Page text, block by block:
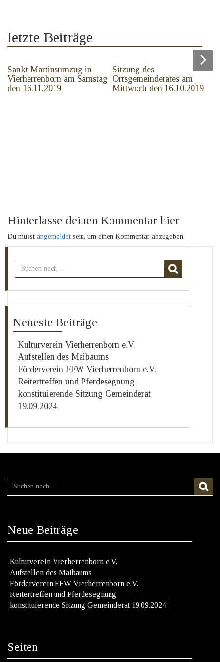
letzte Beiträge
Sankt Martinsumzug in
Vierherrenborn am Samstag
den 16.11.2019
Sitzung des
Ortsgemeinderates am
Mittwoch den 16.10.2019
Hinterlasse deinen Kommentar hier
Du musst angemeldet sein, um einen Kommentar abzugeben.
Neueste Beiträge
Kulturverein Vierherrenborn e.V.
Aufstellen des Maibaums
Förderverein FFW Vierherrenborn e.V.
Reitertreffen und Pferdesegnung
konstituierende Sitzung Gemeinderat
19.09.2024
Neue Beiträge
Kulturverein Vierherrenborn e.V.
Aufstellen des Maibaums
Förderverein FFW Vierherrenborn e.V.
Reitertreffen und Pferdesegnung
konstituierende Sitzung Gemeinderat 19.09.2024
Seiten